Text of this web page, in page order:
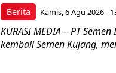
Berita Kamis, 6 Agu 2026 -
KURASI MEDIA – PT
kembali Semen Kujang,